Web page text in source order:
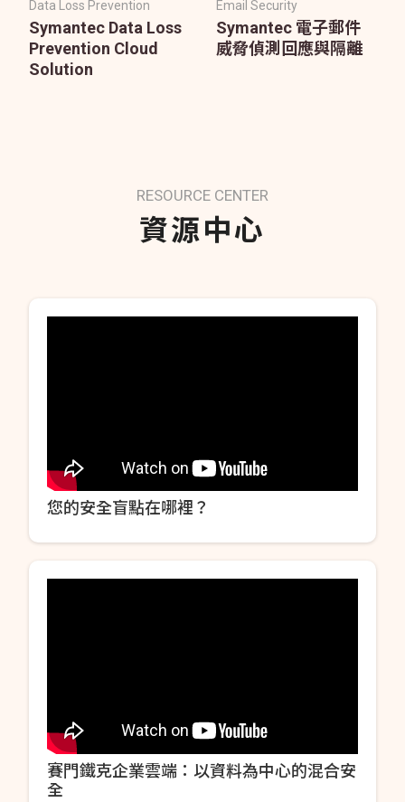
Data Loss Prevention
Symantec Data Loss
Prevention Cloud
Solution
Email Security
Symantec 電子郵件
威脅偵測回應與隔離
RESOURCE CENTER
資源中心
您的安全盲點在哪裡？
賽門鐵克企業雲端：以資料為中心的混合安
全